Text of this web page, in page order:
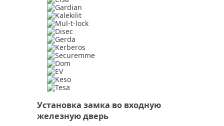
Установка замка во входную
железную дверь